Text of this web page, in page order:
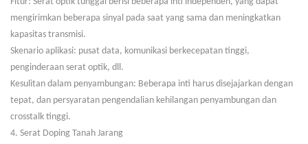
mengirimkan beberapa sinyal pada saat yang sama dan meningkatkan
kapasitas transmisi.
Skenario aplikasi: pusat data, komunikasi berkecepatan tinggi,
penginderaan serat optik, dll.
Kesulitan dalam penyambungan: Beberapa inti harus disejajarkan dengan
tepat, dan persyaratan pengendalian kehilangan penyambungan dan
crosstalk tinggi.
4. Serat Doping Tanah Jarang